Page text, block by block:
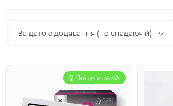
За датою додавання (по спадаючій)
Популярний